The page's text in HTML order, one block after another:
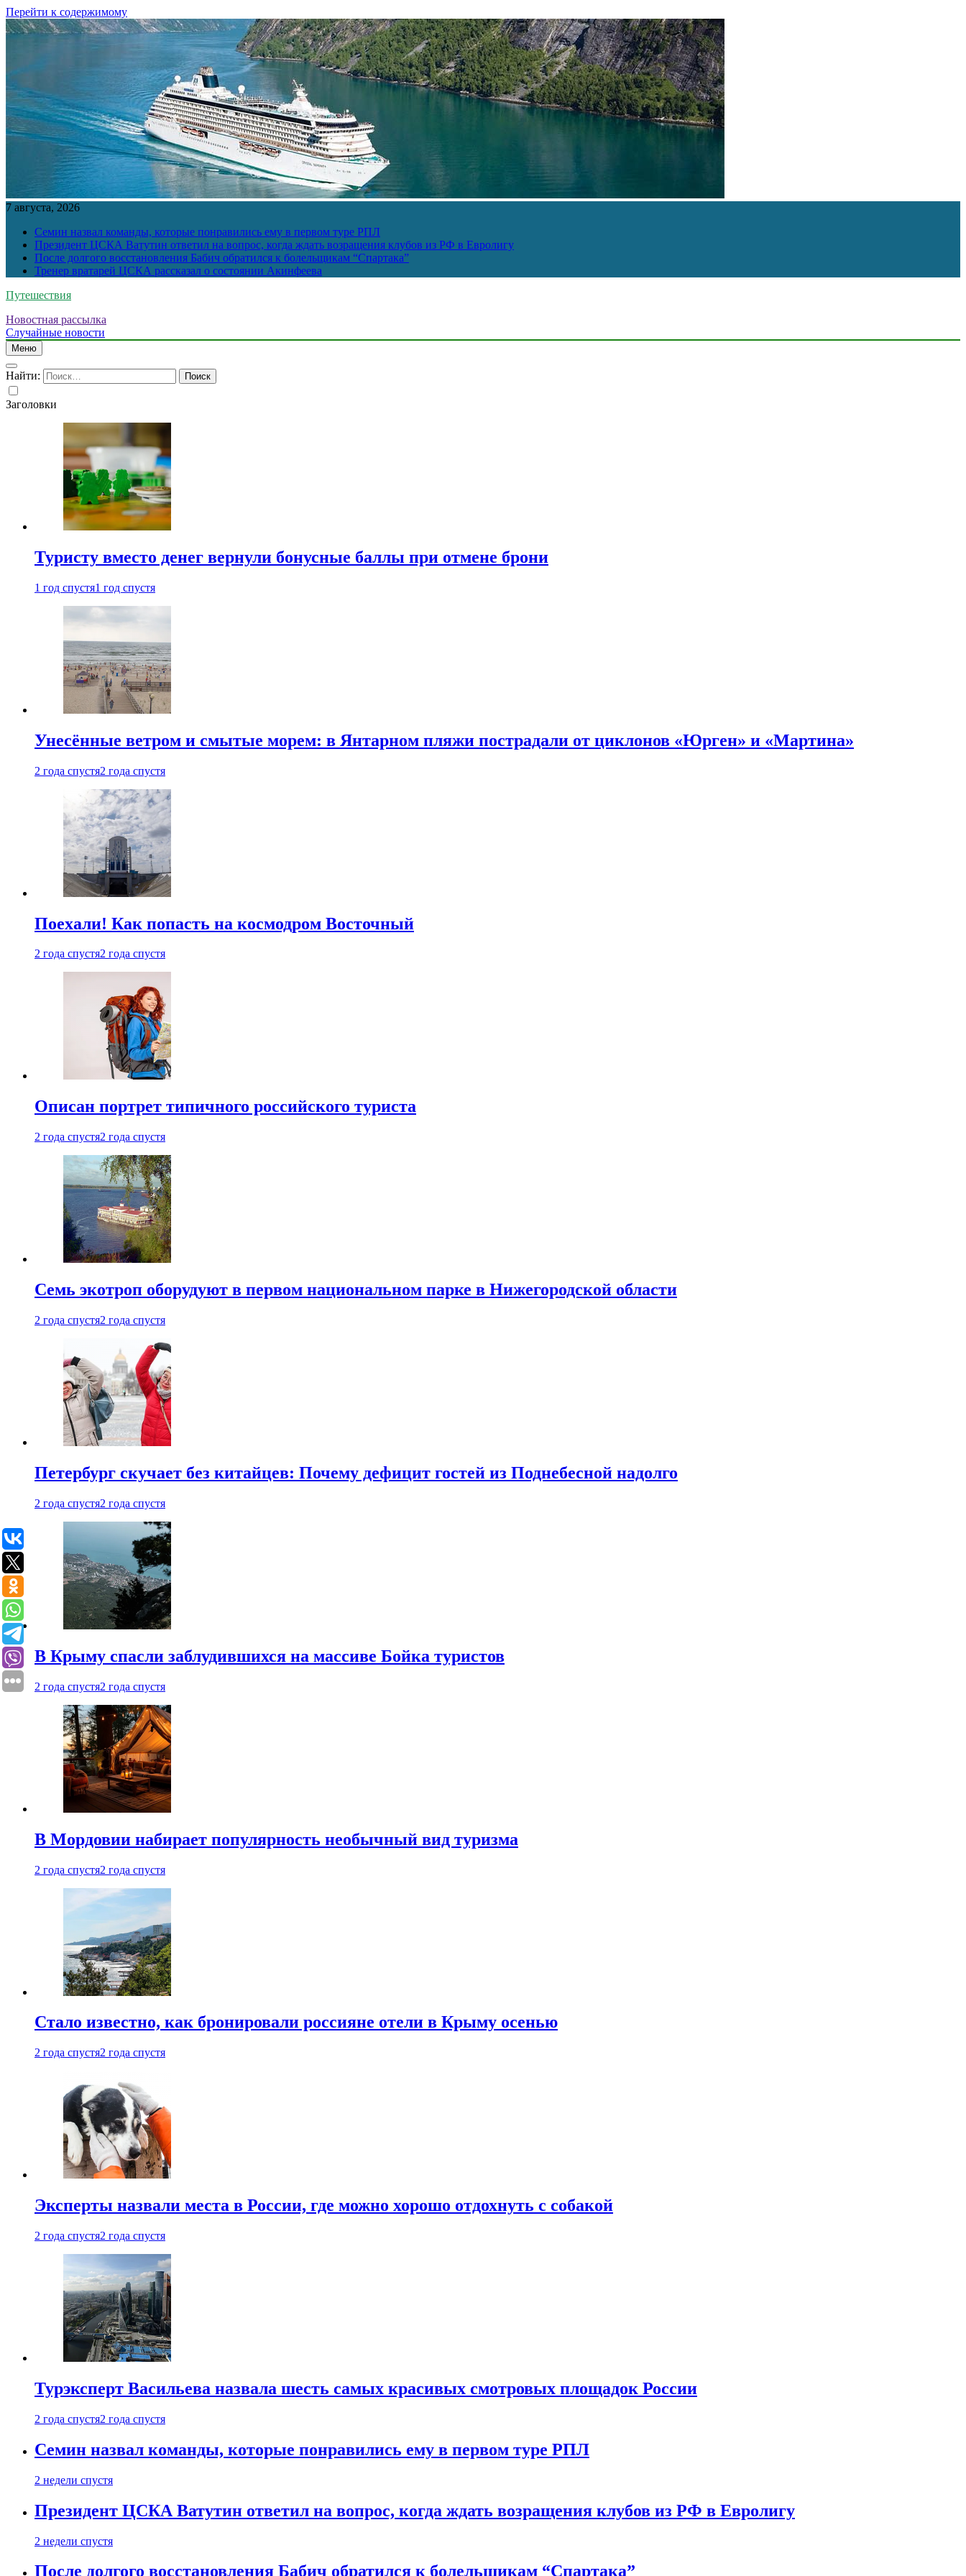
Перейти к содержимому
7 августа, 2026
Семин назвал команды, которые понравились ему в первом туре РПЛ
Президент ЦСКА Ватутин ответил на вопрос, когда ждать возращения клубов из РФ в Евролигу
После долгого восстановления Бабич обратился к болельщикам “Спартака”
Тренер вратарей ЦСКА рассказал о состоянии Акинфеева
Путешествия
Новостная рассылка
Случайные новости
Меню
Найти:
Заголовки
Туристу вместо денег вернули бонусные баллы при отмене брони
1 год спустя1 год спустя
Унесённые ветром и смытые морем: в Янтарном пляжи пострадали от циклонов «Юрген» и «Мартина»
2 года спустя2 года спустя
Поехали! Как попасть на космодром Восточный
2 года спустя2 года спустя
Описан портрет типичного российского туриста
2 года спустя2 года спустя
Семь экотроп оборудуют в первом национальном парке в Нижегородской области
2 года спустя2 года спустя
Петербург скучает без китайцев: Почему дефицит гостей из Поднебесной надолго
2 года спустя2 года спустя
В Крыму спасли заблудившихся на массиве Бойка туристов
2 года спустя2 года спустя
В Мордовии набирает популярность необычный вид туризма
2 года спустя2 года спустя
Стало известно, как бронировали россияне отели в Крыму осенью
2 года спустя2 года спустя
Эксперты назвали места в России, где можно хорошо отдохнуть с собакой
2 года спустя2 года спустя
Турэксперт Васильева назвала шесть самых красивых смотровых площадок России
2 года спустя2 года спустя
Семин назвал команды, которые понравились ему в первом туре РПЛ
2 недели спустя
Президент ЦСКА Ватутин ответил на вопрос, когда ждать возращения клубов из РФ в Евролигу
2 недели спустя
После долгого восстановления Бабич обратился к болельщикам “Спартака”